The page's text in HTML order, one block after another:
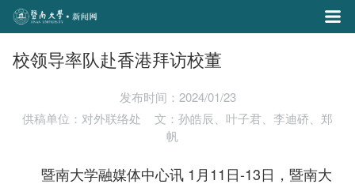
校领导率队赴香港拜访校董
发布时间：2024/01/23
供稿单位：对外联络处
文：孙皓辰、叶子君、李迪硚、郑
帆
暨南大学融媒体中心讯 1月11日-13日，暨南大